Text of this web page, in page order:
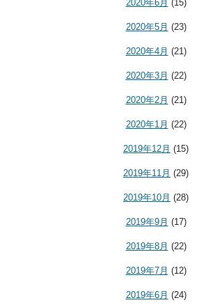
2020年6月 (15)
2020年5月 (23)
2020年4月 (21)
2020年3月 (22)
2020年2月 (21)
2020年1月 (22)
2019年12月 (15)
2019年11月 (29)
2019年10月 (28)
2019年9月 (17)
2019年8月 (22)
2019年7月 (12)
2019年6月 (24)